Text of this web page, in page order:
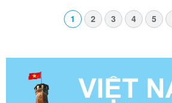
1 2 3 4 5